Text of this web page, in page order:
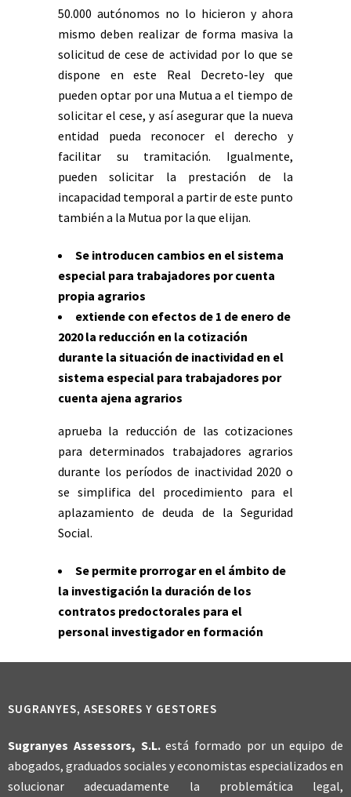
50.000 autónomos no lo hicieron y ahora
mismo deben realizar de forma masiva la
solicitud de cese de actividad por lo que se
dispone en este Real Decreto-ley que
pueden optar por una Mutua a el tiempo de
solicitar el cese, y así asegurar que la nueva
entidad pueda reconocer el derecho y
facilitar su tramitación. Igualmente,
pueden solicitar la prestación de la
incapacidad temporal a partir de este punto
también a la Mutua por la que elijan.
Se introducen cambios en el sistema
especial para trabajadores por cuenta
propia agrarios
extiende con efectos de 1 de enero de
2020 la reducción en la cotización
durante la situación de inactividad en el
sistema especial para trabajadores por
cuenta ajena agrarios
aprueba la reducción de las cotizaciones
para determinados trabajadores agrarios
durante los períodos de inactividad 2020 o
se simplifica del procedimiento para el
aplazamiento de deuda de la Seguridad
Social.
Se permite prorrogar en el ámbito de
la investigación la duración de los
contratos predoctorales para el
personal investigador en formación
SUGRANYES, ASESORES Y GESTORES
Sugranyes Assessors, S.L.está formado por un equipo de
abogados, graduados sociales y economistas especializados en
solucionar adecuadamente la problemática legal,